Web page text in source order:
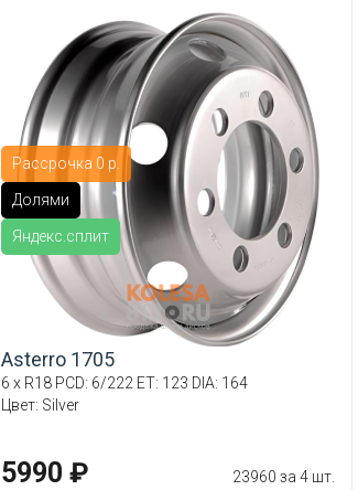
Рассрочка 0 р.
Долями
Яндекс.сплит
Asterro 1705
6 x R18 PCD: 6/222 ET: 123 DIA: 164
Цвет: Silver
5990 ₽ 23960 за 4 шт.